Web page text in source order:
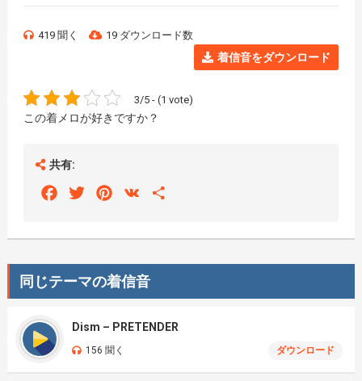
419 聞く 19 ダウンロード数
着信音をダウンロード
3/5 - (1 vote)
この着メロが好きですか？
共有:
FacebookTwitterPinterest
VK
同じテーマの着信音
Dism – PRETENDER
156 聞く ダウンロード